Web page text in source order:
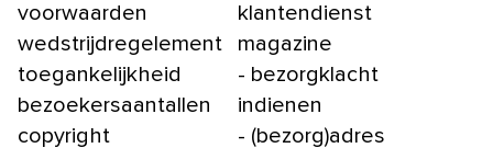
voorwaarden
wedstrijdregelement
toegankelijkheid
bezoekersaantallen
copyright
klantendienst
magazine
- bezorgklacht
indienen
- (bezorg)adres